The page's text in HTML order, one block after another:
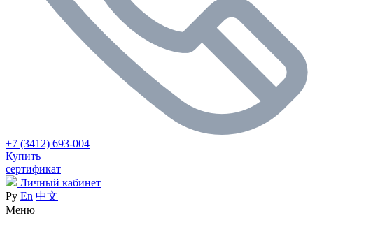
+7 (3412) 693-004
Купить
сертификат
Личный кабинет
Ру En 中文
Меню